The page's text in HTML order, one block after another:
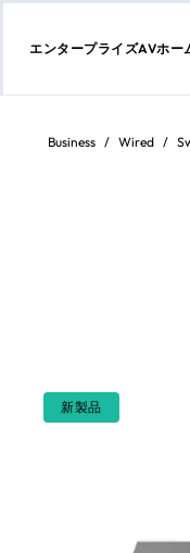
コ
エンタープライズAVホー
Business / Wired /
新製品